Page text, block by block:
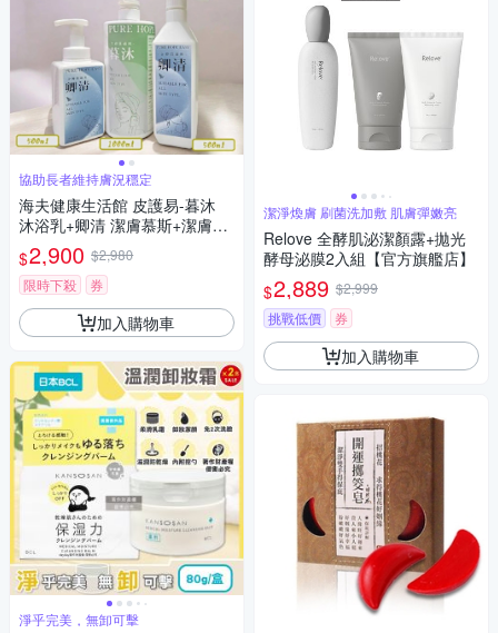
協助長者維持膚況穩定
海夫健康生活館 皮護易-暮沐
沐浴乳+卿清 潔膚慕斯+潔膚液
長效檜木清香 全膚質適用 1000
ml+500ml+500ml
$2,900 $2,980
限時下殺
券
加入購物車
淨乎完美，無卸可擊
潔淨煥膚 刷菌洗加敷 肌膚彈嫩亮
Relove 全酵肌泌潔顏露+拋光
酵母泌膜2入組【官方旗艦店】
$2,889 $2,999
挑戰低價
券
加入購物車